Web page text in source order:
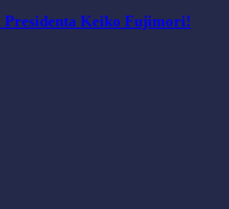
Presidenta Keiko Fujimori!